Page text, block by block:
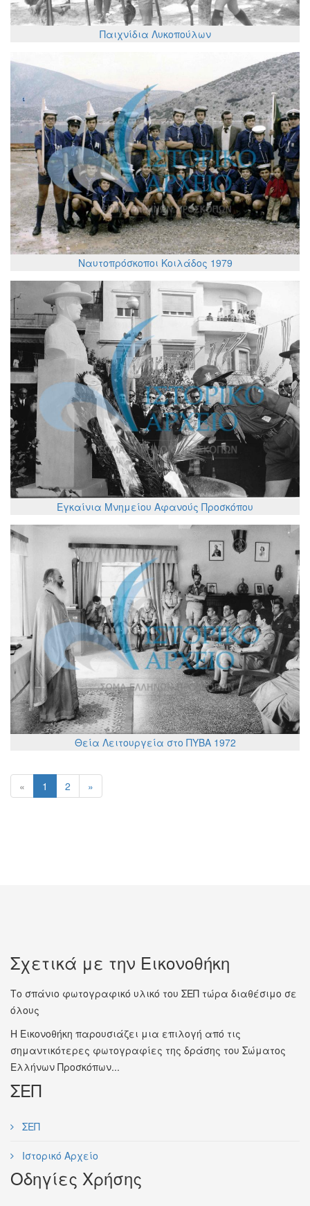
Παιχνίδια Λυκοπούλων
Ναυτοπρόσκοποι Κοιλάδος 1979
Εγκαίνια Μνημείου Αφανούς Προσκόπου
Θεία Λειτουργεία στο ΠΥΒΑ 1972
« 1 2 »
Σχετικά με την Εικονοθήκη
Το σπάνιο φωτογραφικό υλικό του ΣΕΠ τώρα διαθέσιμο σε
όλους
Η Εικονοθήκη παρουσιάζει μια επιλογή από τις
σημαντικότερες φωτογραφίες της δράσης του Σώματος
Ελλήνων Προσκόπων...
ΣΕΠ
ΣΕΠ
Ιστορικό Αρχείο
Οδηγίες Χρήσης